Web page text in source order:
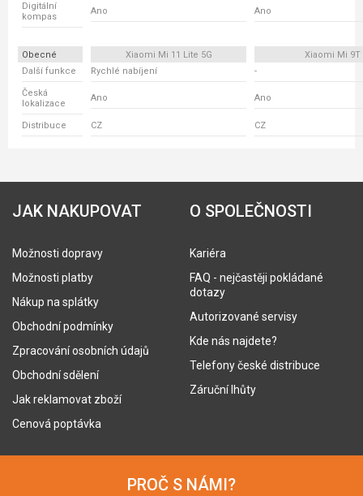
Digitální
kompas
Ano Ano
Obecné Xiaomi Mi 11 Lite 5G
Xiaomi Mi 9T
Další funkce
Rychlé nabíjení -
Česká
lokalizace
Ano Ano
Distribuce CZ CZ
JAK NAKUPOVAT
Možnosti dopravy
Možnosti platby
Nákup na splátky
Obchodní podmínky
Zpracování osobních údajů
Obchodní sdělení
Jak reklamovat zboží
Cenová poptávka
O SPOLEČNOSTI
Kariéra
FAQ - nejčastěji pokládané
dotazy
Autorizované servisy
Kde nás najdete?
Telefony české distribuce
Záruční lhůty
PROČ S NÁMI?